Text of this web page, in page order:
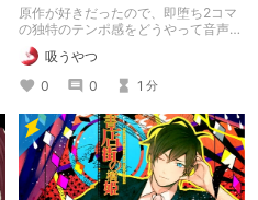
原作が好きだったので、即堕ち2コマ
の独特のテンポ感をどうやって音声化
するのかとても気になっていました
が、想像をはるかに凌駕する傑作でし
た!!
吸うやつ
0
0 1 分